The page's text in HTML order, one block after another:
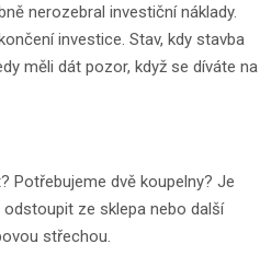
nerozebral investiční náklady.
investice. Stav, kdy stavba
měli dát pozor, když se díváte na
Potřebujeme dvě koupelny? Je
odstoupit ze sklepa nebo další
střechou.